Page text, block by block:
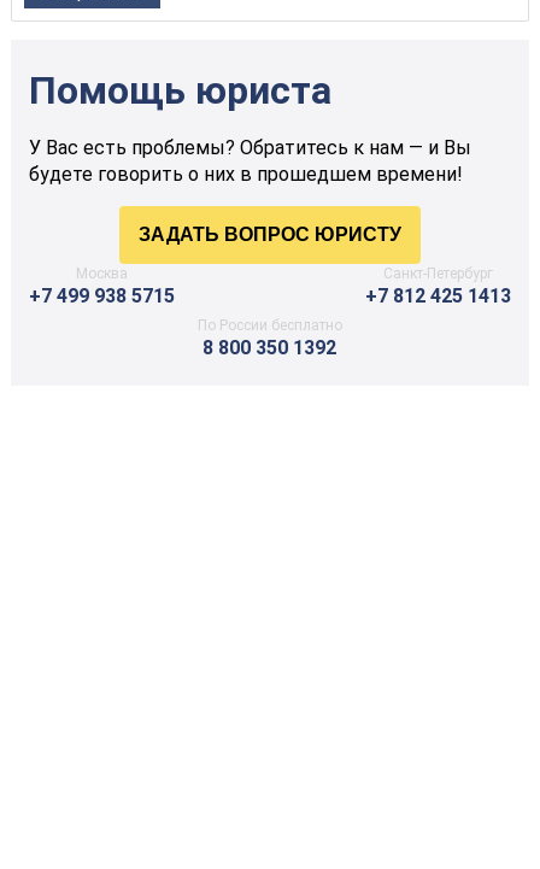
Помощь юриста
У Вас есть проблемы? Обратитесь к нам — и Вы
будете говорить о них в прошедшем времени!
Москва
+7 499 938 5715
Санкт-Петербург
+7 812 425 1413
По России бесплатно
8 800 350 1392